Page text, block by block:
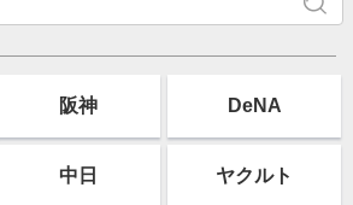
阪神 DeNA
中日 ヤクルト